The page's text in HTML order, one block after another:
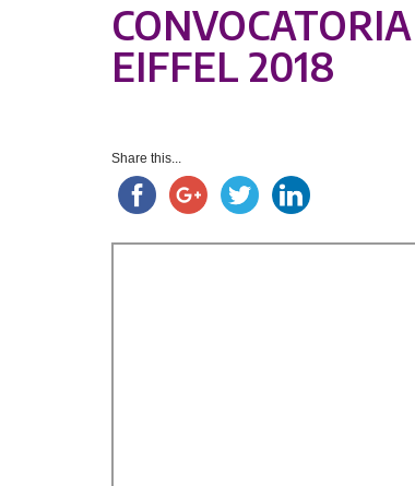
EIFFEL 2018
Share this...